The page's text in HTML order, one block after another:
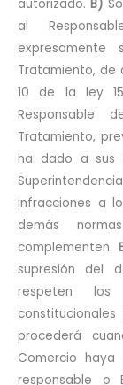
autorizado. B)
al
Tratamiento, de
10 de la ley
Responsable
Tratamiento,
ha dado a sus
infracciones a
demás
complementen.
supresión del
respeten los
procederá
Comercio
responsable o